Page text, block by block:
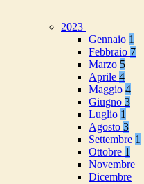
2023
Gennaio 1
Febbraio 7
Marzo 5
Aprile 4
Maggio 4
Giugno 3
Luglio 1
Agosto 3
Settembre 1
Ottobre 1
Novembre
Dicembre